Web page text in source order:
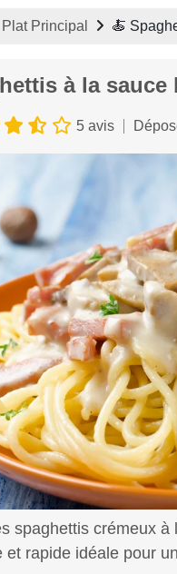
Plat Principal 🍝
à la
5 avis
spaghettis crémeux
et rapide idéale pour